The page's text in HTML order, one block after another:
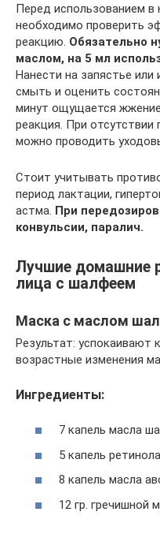
Перед использованием в
необходимо проверить
реакцию. Обязательно
маслом, на 5 мл
Нанести на запястье или
смыть и оценить
минут ощущается
реакция. При отсутствии
можно проводить
Стоит учитывать
период лактации,
астма. При
конвульсии, паралич.
Лучшие домашние
лица с шалфеем
Маска с маслом
Результат: успокаивают
возрастные изменения
Ингредиенты:
7 капель масла
5 капель
8 капель масла
12 гр. гречишной